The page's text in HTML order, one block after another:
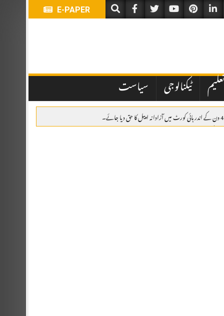
E-PAPER
تعلیم ٹیکنالوجی سیاست
پاکستان، سعودی عرب اور ترکیہ کا دفاعی تعاون مزید مضبوط